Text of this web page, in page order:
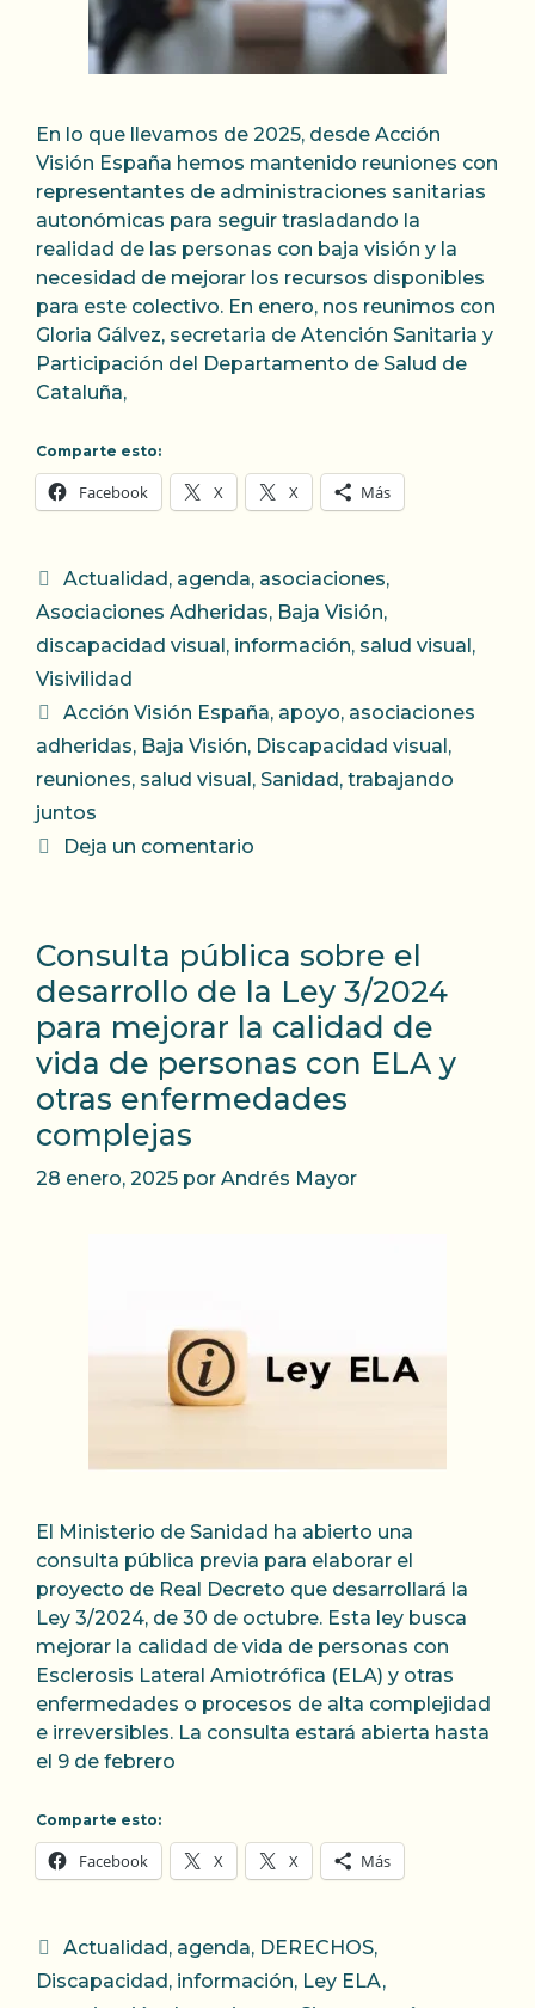
En lo que llevamos de 2025, desde Acción
Visión España hemos mantenido reuniones con
representantes de administraciones sanitarias
autonómicas para seguir trasladando la
realidad de las personas con baja visión y la
necesidad de mejorar los recursos disponibles
para este colectivo. En enero, nos reunimos con
Gloria Gálvez, secretaria de Atención Sanitaria y
Participación del Departamento de Salud de
Cataluña,
Comparte esto:
Facebook X X Más
Categorías
Actualidad , agenda, asociaciones,
Asociaciones Adheridas, Baja Visión,
discapacidad visual , información, salud visual ,
Visivilidad
Etiquetas
Acción Visión España, apoyo, asociaciones
adheridas, Baja Visión, Discapacidad visual ,
reuniones, salud visual , Sanidad , trabajando
juntos
Deja un comentario
Consulta pública sobre el
desarrollo de la Ley 3/2024
para mejorar la calidad de
vida de personas con ELA y
otras enfermedades
complejas
28 enero, 2025 por Andrés Mayor
El Ministerio de Sanidad ha abierto una
consulta pública previa para elaborar el
proyecto de Real Decreto que desarrollará la
Ley 3/2024, de 30 de octubre. Esta ley busca
mejorar la calidad de vida de personas con
Esclerosis Lateral Amiotrófica (ELA) y otras
enfermedades o procesos de alta complejidad
e irreversibles. La consulta estará abierta hasta
el 9 de febrero
Comparte esto:
Facebook X X Más
Categorías
Actualidad , agenda, DERECHOS,
Discapacidad , información, Ley ELA,